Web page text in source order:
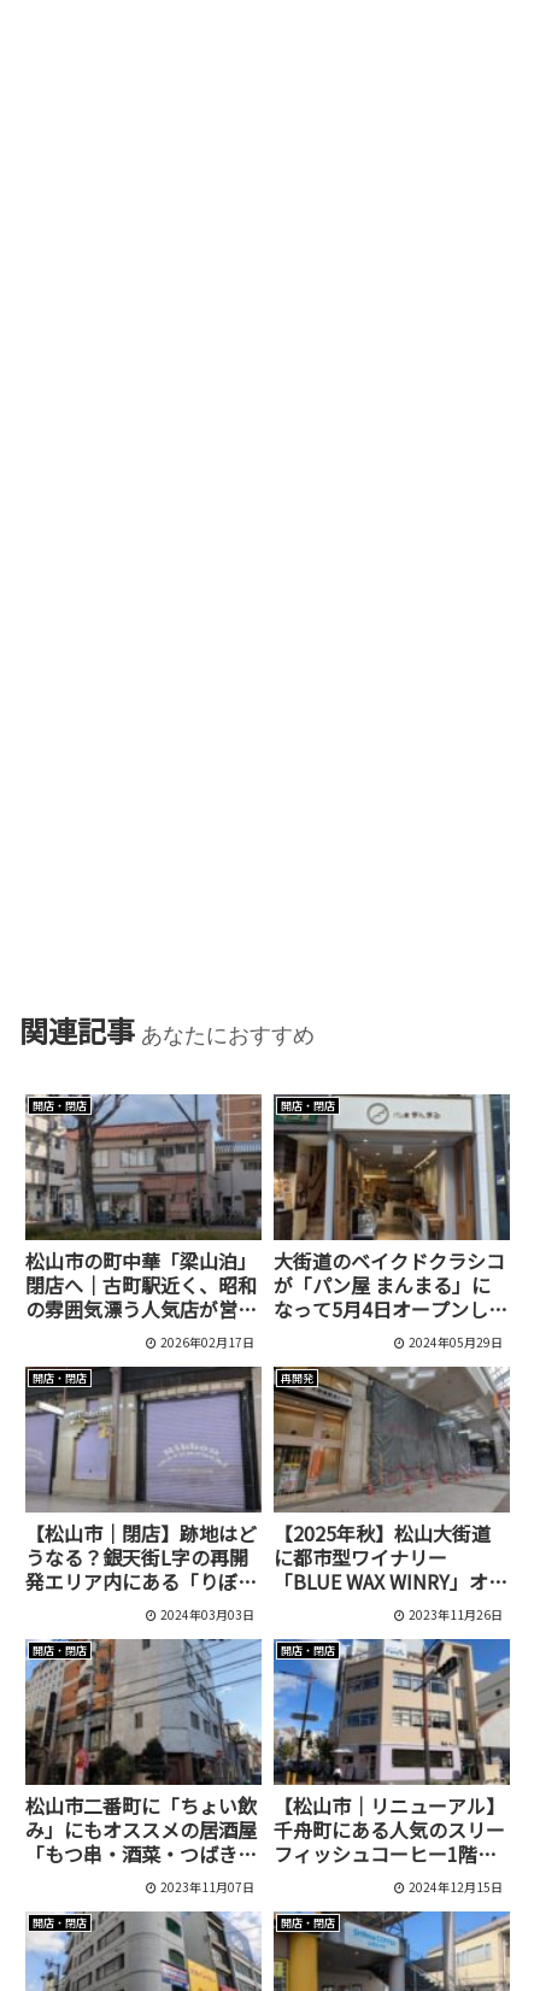
関連記事 あなたにおすすめ
開店・閉店
松山市の町中華「梁山泊」
閉店へ｜古町駅近く、昭和
の雰囲気漂う人気店が営業
2026年02月17日
開店・閉店
大街道のベイクドクラシコ
が「パン屋 まんまる」に
なって5月4日オープンしま
した[松山市/大街道]2024年05月29日
開店・閉店
【松山市｜閉店】跡地はど
うなる？銀天街L字の再開
発エリア内にある「りぼん
丸之内」が閉店しました
2024年03月03日
再開発
【2025年秋】松山大街道
に都市型ワイナリー
「BLUE WAX WINRY」オー
プン！日本ワインと蕎麦を
2023年11月26日
開店・閉店
松山市二番町に「ちょい飲
み」にもオススメの居酒屋
「もつ串・酒菜・つばき」
がオープンしていました！
2023年11月07日
開店・閉店
【松山市｜リニューアル】
千舟町にある人気のスリー
フィッシュコーヒー1階の
カフェがリニューアルオー
プンしました！[プリンセ
ススマイル]
2024年12月15日
開店・閉店 開店・閉店